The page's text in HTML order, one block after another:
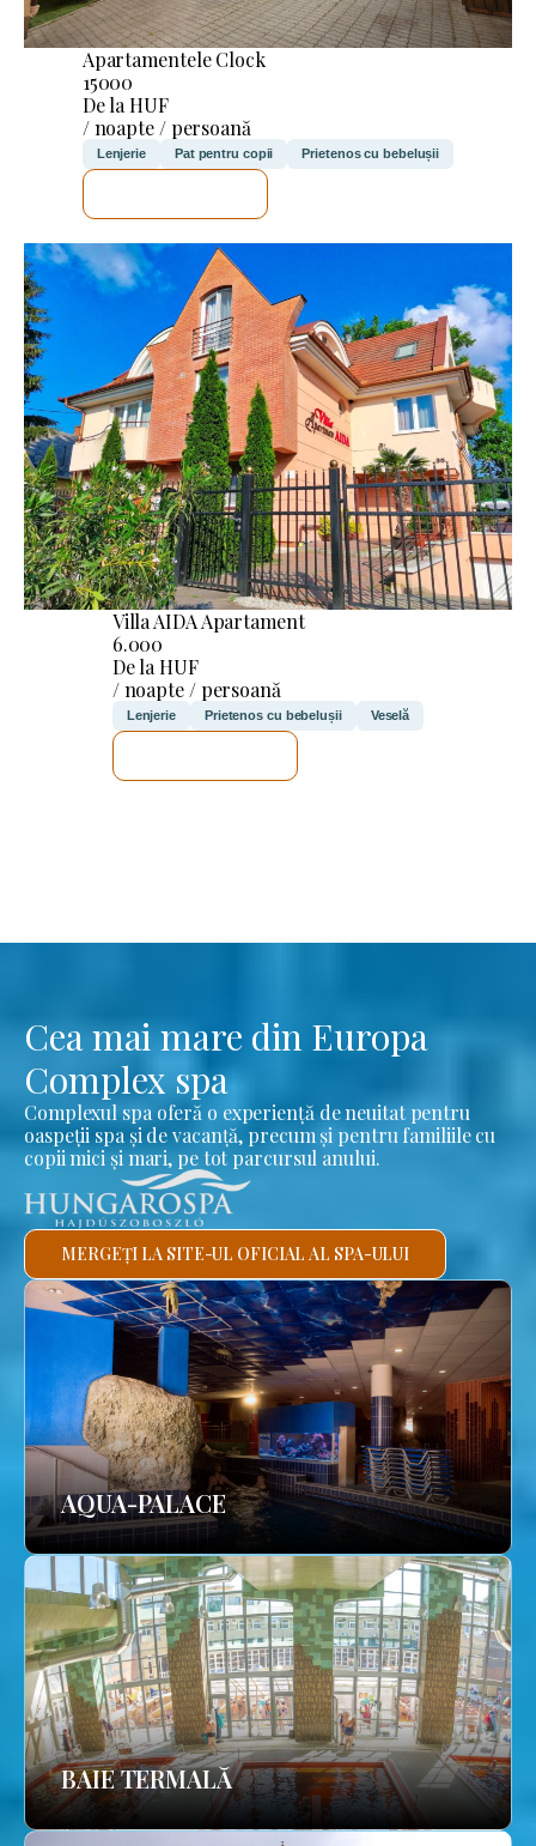
Apartamentele Clock
15000
De la HUF
/ noapte / persoană
Lenjerie Pat pentru copii Prietenos cu bebelușii
Villa AIDA Apartament
6.000
De la HUF
/ noapte / persoană
Lenjerie Prietenos cu bebelușii Veselă
Cea mai mare din Europa
Complex spa
Complexul spa oferă o experiență de neuitat pentru
oaspeții spa și de vacanță, precum și pentru familiile cu
copii mici și mari, pe tot parcursul anului.
MERGEȚI LA SITE-UL OFICIAL AL SPA-ULUI
AQUA-PALACE
BAIE TERMALĂ